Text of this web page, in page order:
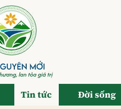
Tin tức Đời sống